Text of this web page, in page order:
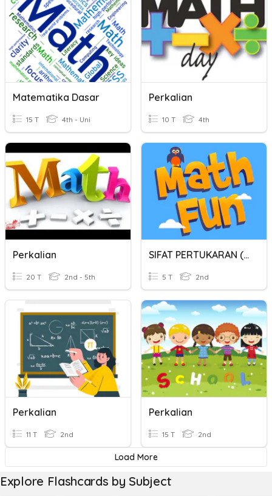
Matematika Dasar
15 T 4th - Uni
Perkalian
10 T 4th
Perkalian
20 T 2nd - 5th
SIFAT PERTUKARAN (KOMUTATIF)
5 T 2nd
Perkalian
11 T 2nd
Perkalian
15 T 2nd
Load More
Explore Flashcards by Subject